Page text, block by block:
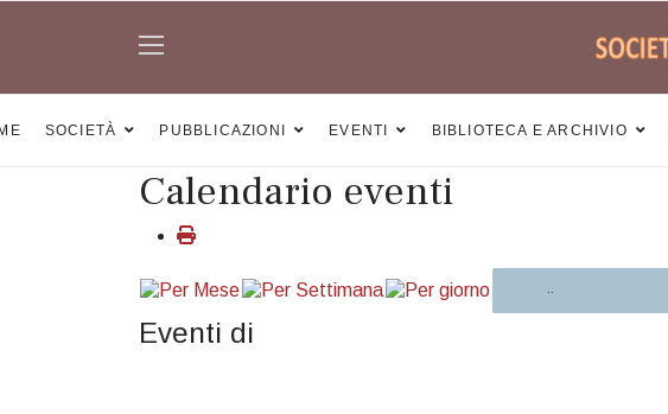
SOCIETÀ PUBBLICAZIONI EVENTI BIBLIOTECA E ARCHIVIO
Calendario eventi
Eventi di